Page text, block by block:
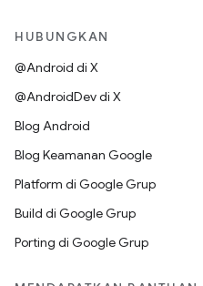
HUBUNGKAN
@Android di X
@AndroidDev di X
Blog Android
Blog Keamanan Google
Platform di Google Grup
Build di Google Grup
Porting di Google Grup